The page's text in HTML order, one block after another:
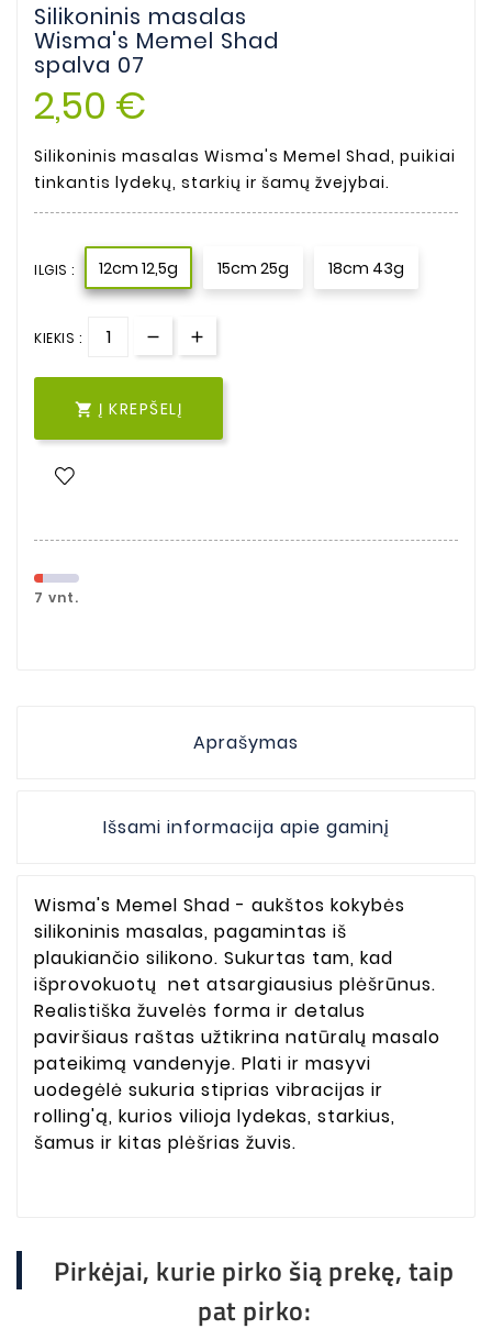
Silikoninis masalas
Wisma's Memel Shad
spalva 07
2,50 €
Silikoninis masalas Wisma's Memel Shad, puikiai
tinkantis lydekų, starkių ir šamų žvejybai.
ILGIS : 12cm 12,5g 15cm 25g 18cm 43g
KIEKIS :
 Į KREPŠELĮ
7 vnt.
Aprašymas
Išsami informacija apie gaminį
Wisma's Memel Shad - aukštos kokybės
silikoninis masalas, pagamintas iš
plaukiančio silikono. Sukurtas tam, kad
išprovokuotų net atsargiausius plėšrūnus.
Realistiška žuvelės forma ir detalus
paviršiaus raštas užtikrina natūralų masalo
pateikimą vandenyje. Plati ir masyvi
uodegėlė sukuria stiprias vibracijas ir
rolling'ą, kurios vilioja lydekas, starkius,
šamus ir kitas plėšrias žuvis.
Pirkėjai, kurie pirko šią prekę, taip
pat pirko: